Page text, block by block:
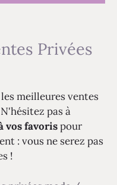
Privées
meilleures ventes
pas à
vos favorispour
: vous ne serez pas
!